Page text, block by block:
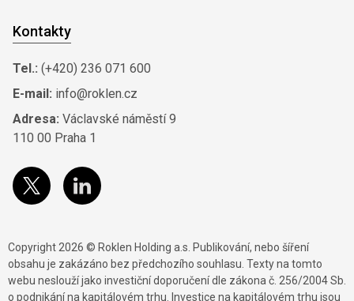
Kontakty
Tel.: (+420) 236 071 600
E-mail: info@roklen.cz
Adresa: Václavské náměstí 9
110 00 Praha 1
Copyright 2026 © Roklen Holding a.s. Publikování, nebo šíření
obsahu je zakázáno bez předchozího souhlasu. Texty na tomto
webu neslouží jako investiční doporučení dle zákona č. 256/2004 Sb.
o podnikání na kapitálovém trhu. Investice na kapitálovém trhu jsou